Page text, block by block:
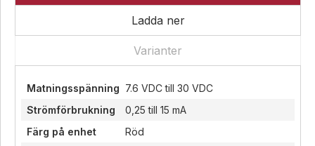
Ladda ner
Varianter
Matningsspänning 7.6 VDC till 30 VDC
Strömförbrukning
0,25 till 15 mA
Färg på enhet
Röd